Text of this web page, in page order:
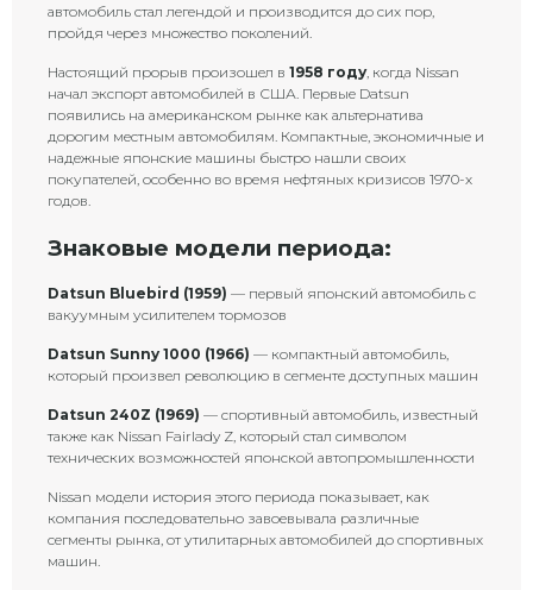
автомобиль стал легендой и производится до сих пор,
пройдя через множество поколений.
Настоящий прорыв произошел в 1958 году, когда Nissan
начал экспорт автомобилей в США. Первые Datsun
появились на американском рынке как альтернатива
дорогим местным автомобилям. Компактные, экономичные и
надежные японские машины быстро нашли своих
покупателей, особенно во время нефтяных кризисов 1970-х
годов.
Знаковые модели периода:
Datsun Bluebird (1959) — первый японский автомобиль с
вакуумным усилителем тормозов
Datsun Sunny 1000 (1966) — компактный автомобиль,
который произвел революцию в сегменте доступных машин
Datsun 240Z (1969) — спортивный автомобиль, известный
также как Nissan Fairlady Z, который стал символом
технических возможностей японской автопромышленности
Nissan модели история этого периода показывает, как
компания последовательно завоевывала различные
сегменты рынка, от утилитарных автомобилей до спортивных
машин.